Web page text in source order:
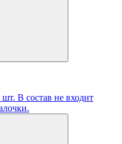
В состав не входит